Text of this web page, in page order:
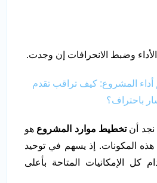
وضبط الانحرافات إن وجدت.
أداء المشروع: كيف تراقب تقدم
باحتراف؟
نجد أنتخطيط موارد المشروع هو
هذه المكونات. إذ يسهم في توحيد
كل الإمكانيات المتاحة بأعلى